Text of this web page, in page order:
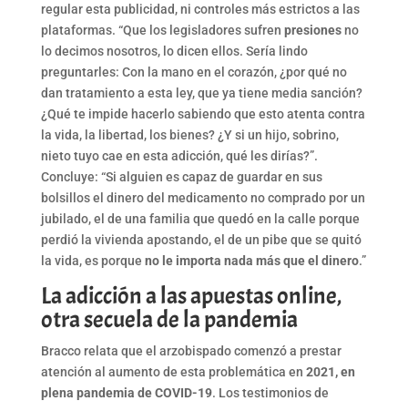
regular esta publicidad, ni controles más estrictos a las
plataformas. “Que los legisladores sufren presionesno
lo decimos nosotros, lo dicen ellos. Sería lindo
preguntarles: Con la mano en el corazón, ¿por qué no
dan tratamiento a esta ley, que ya tiene media sanción?
¿Qué te impide hacerlo sabiendo que esto atenta contra
la vida, la libertad, los bienes? ¿Y si un hijo, sobrino,
nieto tuyo cae en esta adicción, qué les dirías?”.
Concluye: “Si alguien es capaz de guardar en sus
bolsillos el dinero del medicamento no comprado por un
jubilado, el de una familia que quedó en la calle porque
perdió la vivienda apostando, el de un pibe que se quitó
la vida, es porque no le importa nada más que el dinero.”
La adicción a las apuestas online,
otra secuela de la pandemia
Bracco relata que el arzobispado comenzó a prestar
atención al aumento de esta problemática en 2021, en
plena pandemia de COVID-19. Los testimonios de